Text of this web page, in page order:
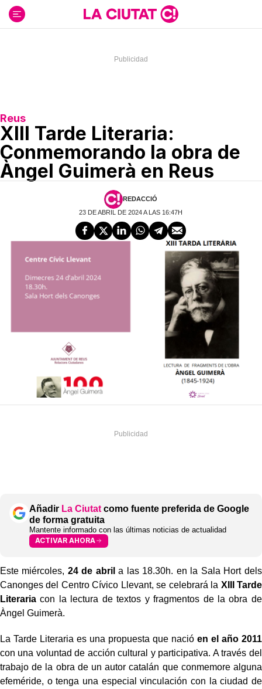
contenido
Reus
XIII Tarde Literaria:
Conmemorando la obra de
Àngel Guimerà en Reus
REDACCIÓ
23 DE ABRIL DE 2024 A LAS 16:47H
Añadir La Ciutat como fuente preferida de Google
de forma gratuita
Mantente informado con las últimas noticias de actualidad
ACTIVAR AHORA
Este miércoles, 24 de abril a las 18.30h. en la Sala Hort dels
Canonges del Centro Cívico Llevant, se celebrará la XIII Tarde
Literaria con la lectura de textos y fragmentos de la obra de
Àngel Guimerà.
La Tarde Literaria es una propuesta que nació en el año 2011
con una voluntad de acción cultural y participativa. A través del
trabajo de la obra de un autor catalán que conmemore alguna
efeméride, o tenga una especial vinculación con la ciudad de